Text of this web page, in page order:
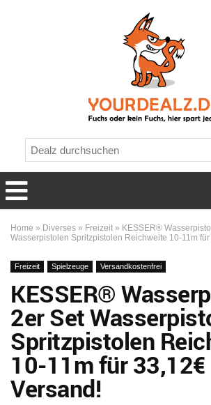
Home » Diverses » Freizeit » KESSER®
Wasserpistolen Spritzpistolen Reichweite 10-11m
Freizeit Spielzeuge Versandkostenfrei
KESSER®
2er Set
Spritzpistolen
10-11m für
Versand!